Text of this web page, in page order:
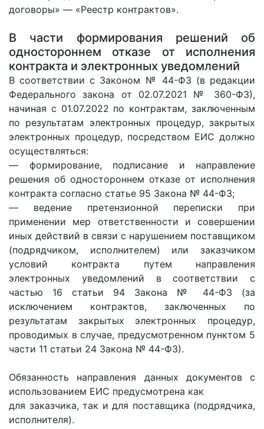
договоры» — «Реестр контрактов».
В части формирования решений об
одностороннем отказе от исполнения
контракта и электронных уведомлений
В соответствии с Законом № 44-ФЗ (в редакции
Федерального закона от 02.07.2021 № 360-ФЗ),
начиная с 01.07.2022 по контрактам, заключенным
по результатам электронных процедур, закрытых
электронных процедур, посредством ЕИС должно
осуществляться:
— формирование, подписание и направление
решения об одностороннем отказе от исполнения
контракта согласно статье 95 Закона № 44-ФЗ;
— ведение претензионной переписки при
применении мер ответственности и совершении
иных действий в связи с нарушением поставщиком
(подрядчиком, исполнителем) или заказчиком
условий контракта путем направления
электронных уведомлений в соответствии с
частью 16 статьи 94 Закона № 44-ФЗ (за
исключением контрактов, заключенных по
результатам закрытых электронных процедур,
проводимых в случае, предусмотренном пунктом 5
части 11 статьи 24 Закона № 44-ФЗ).
Обязанность направления данных документов с
использованием ЕИС предусмотрена как
для заказчика, так и для поставщика (подрядчика,
исполнителя).